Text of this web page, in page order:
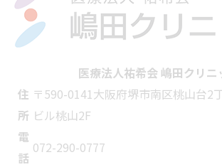
医療法人祐希会 嶋田クリニ
住
所
〒590-0141大阪府堺市南区桃山台2
ビル桃山2F
電
話
072-290-0777